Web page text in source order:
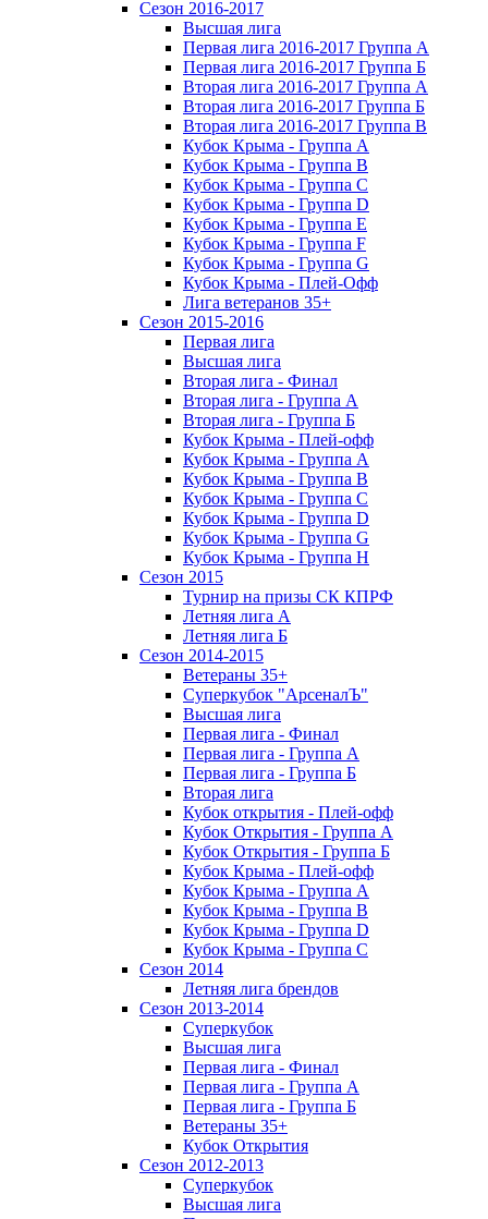
Сезон 2016-2017
Высшая лига
Первая лига 2016-2017 Группа А
Первая лига 2016-2017 Группа Б
Вторая лига 2016-2017 Группа А
Вторая лига 2016-2017 Группа Б
Вторая лига 2016-2017 Группа В
Кубок Крыма - Группа A
Кубок Крыма - Группа B
Кубок Крыма - Группа C
Кубок Крыма - Группа D
Кубок Крыма - Группа E
Кубок Крыма - Группа F
Кубок Крыма - Группа G
Кубок Крыма - Плей-Офф
Лига ветеранов 35+
Сезон 2015-2016
Первая лига
Высшая лига
Вторая лига - Финал
Вторая лига - Группа А
Вторая лига - Группа Б
Кубок Крыма - Плей-офф
Кубок Крыма - Группа A
Кубок Крыма - Группа B
Кубок Крыма - Группа C
Кубок Крыма - Группа D
Кубок Крыма - Группа G
Кубок Крыма - Группа H
Сезон 2015
Турнир на призы СК КПРФ
Летняя лига А
Летняя лига Б
Сезон 2014-2015
Ветераны 35+
Суперкубок "АрсеналЪ"
Высшая лига
Первая лига - Финал
Первая лига - Группа А
Первая лига - Группа Б
Вторая лига
Кубок открытия - Плей-офф
Кубок Открытия - Группа А
Кубок Открытия - Группа Б
Кубок Крыма - Плей-офф
Кубок Крыма - Группа A
Кубок Крыма - Группа B
Кубок Крыма - Группа D
Кубок Крыма - Группа C
Сезон 2014
Летняя лига брендов
Сезон 2013-2014
Суперкубок
Высшая лига
Первая лига - Финал
Первая лига - Группа А
Первая лига - Группа Б
Ветераны 35+
Кубок Открытия
Сезон 2012-2013
Суперкубок
Высшая лига